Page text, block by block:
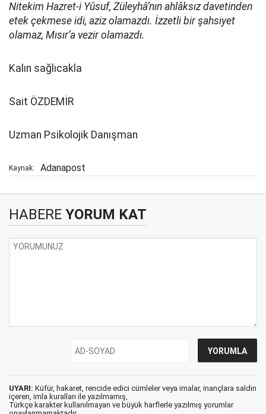
Nitekim Hazret-i Yûsuf, Züleyhâ’nın ahlâksız davetinden
etek çekmese idi, aziz olamazdı. İzzetli bir şahsiyet
olamaz, Mısır’a vezir olamazdı.
Kalın sağlıcakla
Sait ÖZDEMİR
Uzman Psikolojik Danışman
Kaynak: Adanapost
HABERE YORUM KAT
UYARI: Küfür, hakaret, rencide edici cümleler veya imalar, inançlara saldırı
içeren, imla kuralları ile yazılmamış,
Türkçe karakter kullanılmayan ve büyük harflerle yazılmış yorumlar